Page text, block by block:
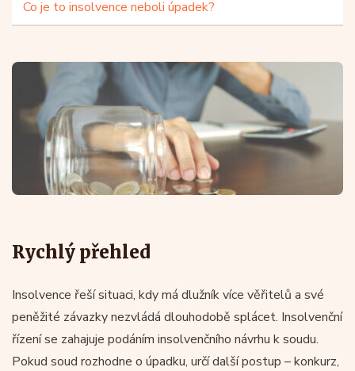
Co je to insolvence neboli úpadek?
Rychlý přehled
Insolvence řeší situaci, kdy má dlužník více věřitelů a své
peněžité závazky nezvládá dlouhodobě splácet. Insolvenční
řízení se zahajuje podáním insolvenčního návrhu k soudu.
Pokud soud rozhodne o úpadku, určí další postup – konkurz,